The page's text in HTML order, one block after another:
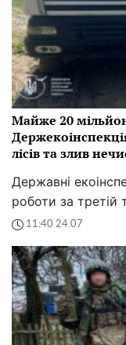
Майже 20
лісів та злив
Державні
роботи за третій
11:40 24.07